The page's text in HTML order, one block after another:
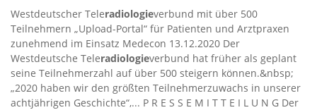
Westdeutscher Teleradiologieverbund mit über 500
Teilnehmern „Upload-Portal“ für Patienten und Arztpraxen
zunehmend im Einsatz Medecon 13.12.2020 Der
Westdeutsche Teleradiologieverbund hat früher als geplant
seine Teilnehmerzahl auf über 500 steigern können.&nbsp;
„2020 haben wir den größten Teilnehmerzuwachs in unserer
achtjährigen Geschichte“,... P R E S S E M I T T E I L U N G Der